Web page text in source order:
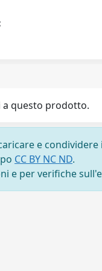
a questo prodotto.
e
CC BY NC ND.
e per verifiche